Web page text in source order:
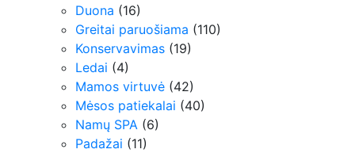
Duona (16)
Greitai paruošiama (110)
Konservavimas (19)
Ledai (4)
Mamos virtuvė (42)
Mėsos patiekalai (40)
Namų SPA (6)
Padažai (11)